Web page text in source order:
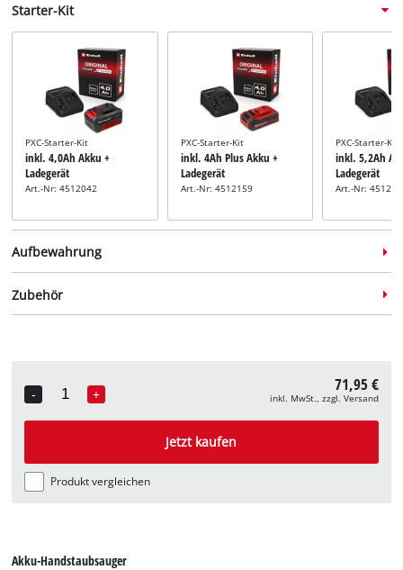
Starter-Kit
PXC-Starter-Kit
inkl. 4,0Ah Akku +
Ladegerät
Art.-Nr: 4512042
PXC-Starter-Kit
inkl. 4Ah Plus Akku +
Ladegerät
Art.-Nr: 4512159
PXC-Starter-Kit
inkl. 5,2Ah
Ladegerät
Art.-Nr:
Aufbewahrung
inkl. E-Case M
Art.-Nr: 4540021
Zubehör
-
Quantity
+ 71,95 €
inkl. MwSt., zzgl. Versand
Jetzt kaufen
Produkt vergleichen
Akku-Handstaubsauger